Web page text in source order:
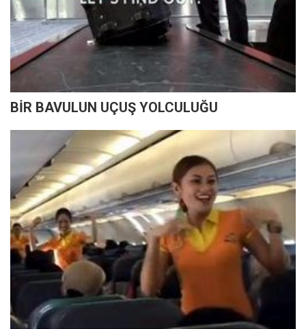
BİR BAVULUN UÇUŞ YOLCULUĞU